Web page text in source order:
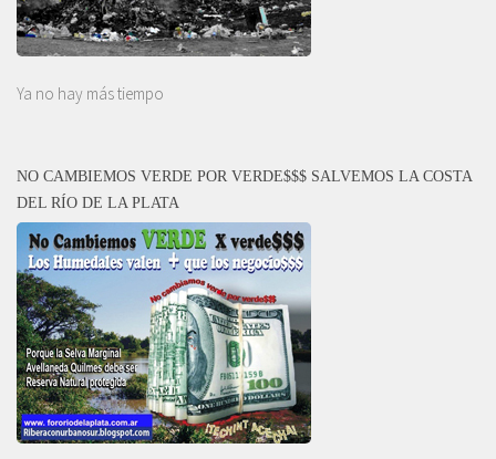
Ya no hay más tiempo
NO CAMBIEMOS VERDE POR VERDE$$$ SALVEMOS LA COSTA
DEL RÍO DE LA PLATA